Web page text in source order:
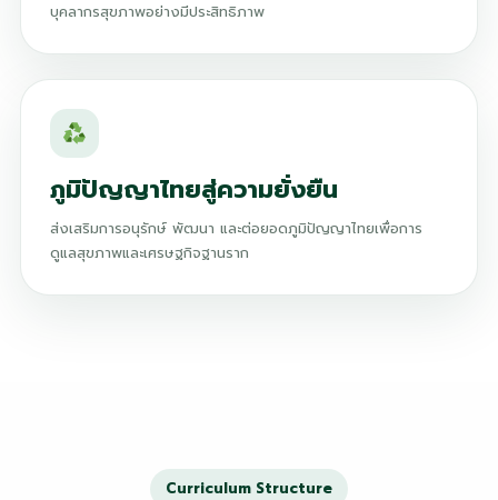
บุคลากรสุขภาพอย่างมีประสิทธิภาพ
ภูมิปัญญาไทยสู่ความยั่งยืน
ส่งเสริมการอนุรักษ์ พัฒนา และต่อยอดภูมิปัญญาไทยเพื่อการ
ดูแลสุขภาพและเศรษฐกิจฐานราก
Curriculum Structure